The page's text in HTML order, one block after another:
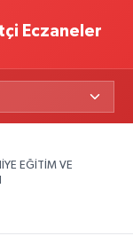
Eczaneler
EĞİTİM VE